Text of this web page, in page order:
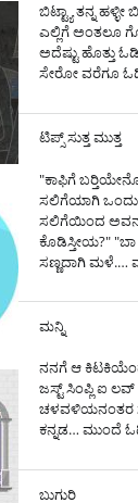
ಬಿಟ್ಟ್ಯಾ ತನ್ನ
ಎಲ್ಲಿಗೆ ಅಂತಲೂ
ಅದೆಷ್ಟು ಹೊತ್ತು
ಸೇರೋ ವರೆಗೂ
ಟಿಪ್ಸ್ ಸುತ್ತ ಮುತ್ತ
"ಕಾಫಿಗೆ
ಸಲಿಗೆಯಾಗಿ ಒಂದು
ಸಲಿಗೆಯಿಂದ ಅವನು
ಕೊಡಿಸ್ತೀಯ?"
ಸಣ್ಣದಾಗಿ ಮಳೆ.…
ಮನ್ನಿ
ನನಗೆ ಆ
ಜಸ್ಟ್ ಸಿಂಪ್ಲಿ ಐ
ಚಳವಳಿಯನಂತರ
ಕನ್ನಡ…ಮುಂದೆ
ಬುಗುರಿ